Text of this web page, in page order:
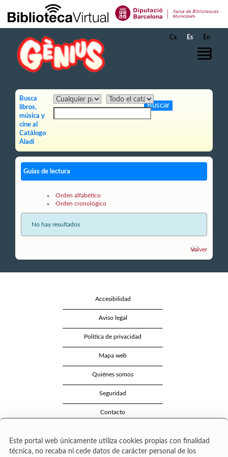
Saltar al contenido principal
Ca Es En
Busca
libros,
música y
cine al
Catálogo
Aladí
Guías de lectura
Orden alfabético
Orden cronológico
No hay resultados
Volver
Accesibilidad
Aviso legal
Política de privacidad
Mapa web
Quiénes somos
Seguridad
Contacto
Este portal web únicamente utiliza cookies propias con finalidad
técnica, no recaba ni cede datos de carácter personal de los